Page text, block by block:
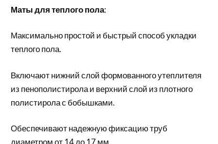
Маты для теплого пола:
Максимально простой и быстрый способ укладки
теплого пола.
Включают нижний слой формованного утеплителя
из пенополистирола и верхний слой из плотного
полистирола с бобышками.
Обеспечивают надежную фиксацию труб
диаметром от 14 до 17 мм.